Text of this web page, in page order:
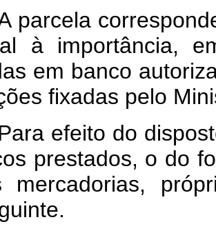
parcela
à importância,
em banco
fixadas pelo
efeito do
prestados, o do
mercadorias,